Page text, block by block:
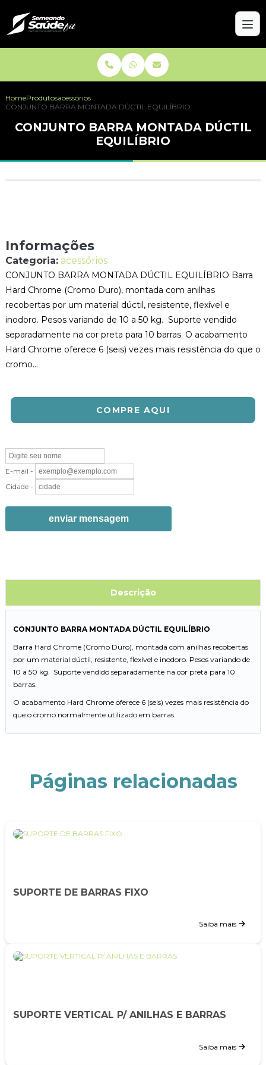
HomeProdutosacessórios
CONJUNTO BARRA MONTADA DÚCTIL EQUILÍBRIO
CONJUNTO BARRA MONTADA DÚCTIL
EQUILÍBRIO
Informações
Categoria: acessórios
CONJUNTO BARRA MONTADA DÚCTIL EQUILÍBRIO Barra
Hard Chrome (Cromo Duro), montada com anilhas
recobertas por um material dúctil, resistente, flexível e
inodoro. Pesos variando de 10 a 50 kg. Suporte vendido
separadamente na cor preta para 10 barras. O acabamento
Hard Chrome oferece 6 (seis) vezes mais resistência do que o
cromo...
COMPRE AQUI
E-mail -
Cidade -
enviar mensagem
Descrição
CONJUNTO BARRA MONTADA DÚCTIL EQUILÍBRIO
Barra Hard Chrome (Cromo Duro), montada com anilhas recobertas
por um material dúctil, resistente, flexível e inodoro. Pesos variando de
10 a 50 kg. Suporte vendido separadamente na cor preta para 10
barras.
O acabamento Hard Chrome oferece 6 (seis) vezes mais resistência do
que o cromo normalmente utilizado em barras.
Páginas relacionadas
SUPORTE DE BARRAS FIXO
Saiba mais
SUPORTE VERTICAL P/ ANILHAS E BARRAS
Saiba mais